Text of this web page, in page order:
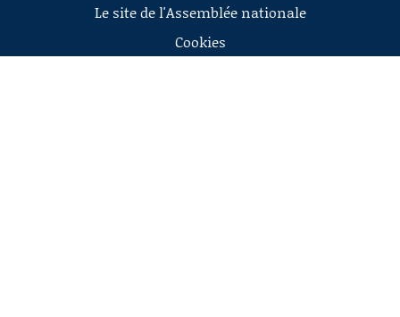
Le site de l'Assemblée nationale
Cookies